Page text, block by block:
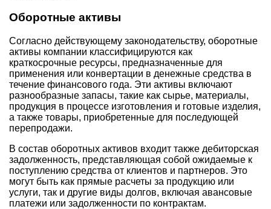
Оборотные активы
Согласно действующему законодательству, оборотные
активы компании классифицируются как
краткосрочные ресурсы, предназначенные для
применения или конвертации в денежные средства в
течение финансового года. Эти активы включают
разнообразные запасы, такие как сырье, материалы,
продукция в процессе изготовления и готовые изделия,
а также товары, приобретенные для последующей
перепродажи.
В состав оборотных активов входит также дебиторская
задолженность, представляющая собой ожидаемые к
поступлению средства от клиентов и партнеров. Это
могут быть как прямые расчеты за продукцию или
услуги, так и другие виды долгов, включая авансовые
платежи или задолженности по контрактам.